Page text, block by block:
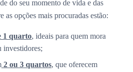
do seu momento de vida e das
as opções mais procuradas estão:
1 quarto, ideais para quem mora
investidores;
2 ou 3 quartos, que oferecem